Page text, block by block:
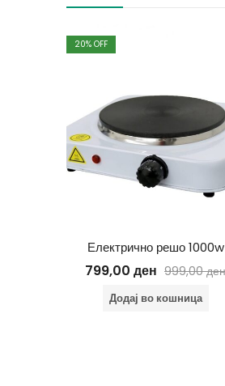
20% OFF
Електрично решо 1000w
799,00 ден 999,00ден
Додај во кошница